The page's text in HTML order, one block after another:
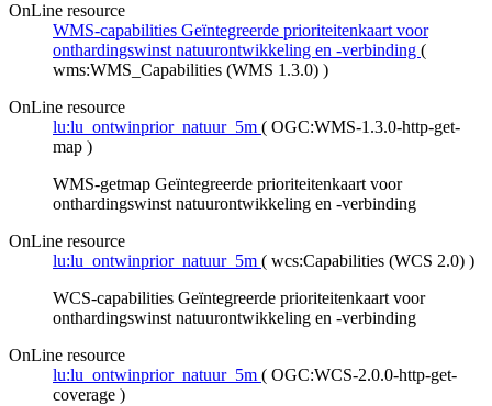
OnLine resource
WMS-capabilities Geïntegreerde prioriteitenkaart voor
onthardingswinst natuurontwikkeling en -verbinding (
wms:WMS_Capabilities (WMS 1.3.0) )
OnLine resource
lu:lu_ontwinprior_natuur_5m ( OGC:WMS-1.3.0-http-get-
map )
WMS-getmap Geïntegreerde prioriteitenkaart voor
onthardingswinst natuurontwikkeling en -verbinding
OnLine resource
lu:lu_ontwinprior_natuur_5m ( wcs:Capabilities (WCS 2.0) )
WCS-capabilities Geïntegreerde prioriteitenkaart voor
onthardingswinst natuurontwikkeling en -verbinding
OnLine resource
lu:lu_ontwinprior_natuur_5m ( OGC:WCS-2.0.0-http-get-
coverage )